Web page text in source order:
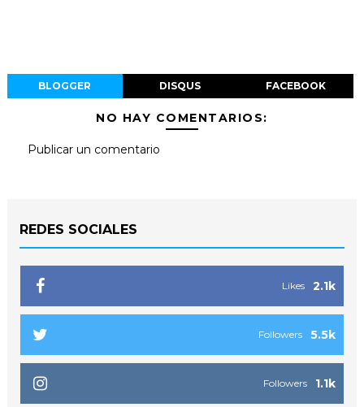
BLOGGER DISQUS FACEBOOK
NO HAY COMENTARIOS:
Publicar un comentario
REDES SOCIALES
2.1k
Likes
5.5k
Followers
1.1k
Followers